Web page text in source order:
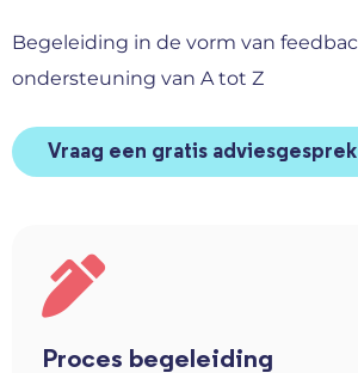
Begeleiding in de vorm van
ondersteuning van A tot Z
Vraag een gratis adviesgesprek
Proces begeleiding